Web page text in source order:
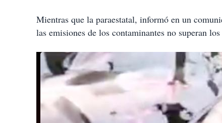
Mientras que la paraestatal, informó en un
las emisiones de los contaminantes no superan